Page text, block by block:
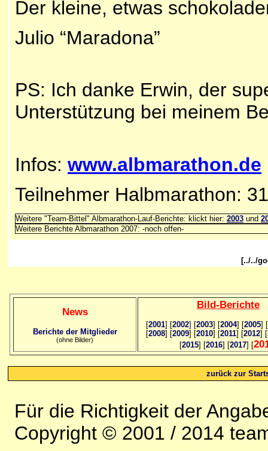
Der kleine, etwas
Julio “Maradona”
PS: Ich danke Erwin, der
Unterstützung bei meinem
Infos: www.albmarathon.de
Teilnehmer Halbmarathon:
Weitere "Team-Bittel" Albmarathon-Lauf-Berichte: klickt hier: 2003 und
Weitere Berichte Albmarathon 2007: -noch offen-
[../../
News
Berichte der Mitglieder
(ohne Bilder)
Bild-Berichte
[2001] [2002] [2003] [2004] [2005] [
[2008] [2009] [2010] [2011] [2012] [
[2015] [2016] [2017] [
zurück zur
Für die Richtigkeit der
Copyright © 2001 / 2014